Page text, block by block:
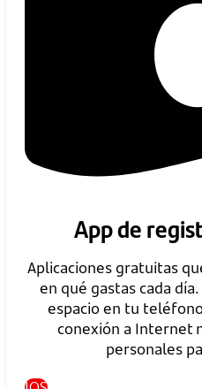
App de
Aplicaciones gratuitas
en qué gastas cada
espacio en tu
conexión a Internet
personales